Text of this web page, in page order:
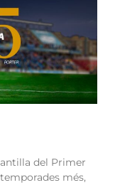
del Primer
més,